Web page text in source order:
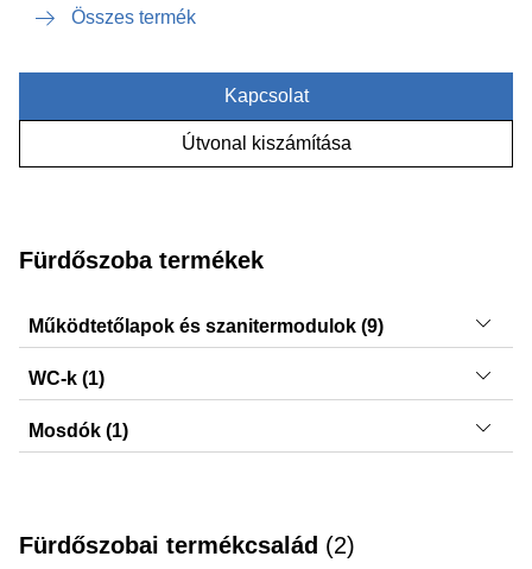
Összes termék
Kapcsolat
Útvonal kiszámítása
Fürdőszoba termékek
Működtetőlapok és szanitermodulok (9)
Delta30, Delta50, Delta01, Sigma50, Delta20, Sigma20,
Sigma01, Sigma30, DuoFresh modulok
WC-k (1)
Selnova
Mosdók (1)
Fürdőszobai termékcsalád (2)